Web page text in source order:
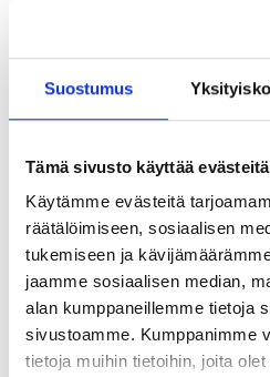
Suostumus
Tämä sivusto käyttää evästeitä
Käytämme evästeitä
räätälöimiseen, sosiaalisen
tukemiseen ja
jaamme sosiaalisen median,
alan kumppaneillemme tietoja
sivustoamme. Kumppanimme
tietoja muihin tietoihin, joita